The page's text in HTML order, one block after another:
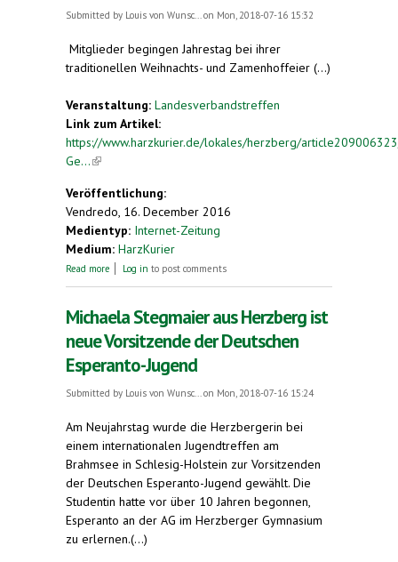
Submitted by Louis von Wunsc... on Mon, 2018-07-16 15:32
Mitglieder begingen Jahrestag bei ihrer
traditionellen Weihnachts- und Zamenhoffeier (...)
Veranstaltung: Landesverbandstreffen
Link zum Artikel:
https://www.harzkurier.de/lokales/herzberg/
Ge...(link is external)
Veröffentlichung:
Vendredo, 16. December 2016
Medientyp: Internet-Zeitung
Medium: HarzKurier
Read more about Esperanto-Gesellschaft wird 40 Jarhe alt
Log in to post comments
Michaela Stegmaier aus Herzberg ist
neue Vorsitzende der Deutschen
Esperanto-Jugend
Submitted by Louis von Wunsc... on Mon, 2018-07-16 15:24
Am Neujahrstag wurde die Herzbergerin bei
einem internationalen Jugendtreffen am
Brahmsee in Schlesig-Holstein zur Vorsitzenden
der Deutschen Esperanto-Jugend gewählt. Die
Studentin hatte vor über 10 Jahren begonnen,
Esperanto an der AG im Herzberger Gymnasium
zu erlernen.(...)